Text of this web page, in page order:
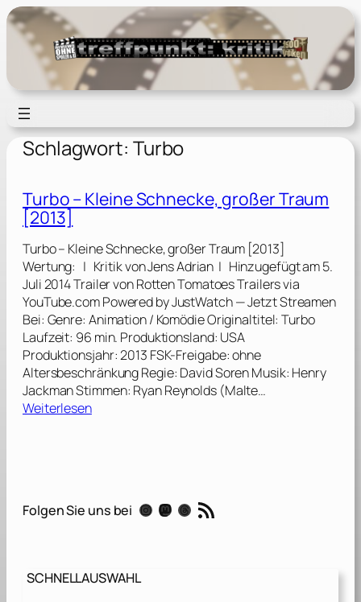
Zum
Inhalt
springen
Schlagwort: Turbo
Turbo – Kleine Schnecke, großer Traum
[2013]
Turbo – Kleine Schnecke, großer Traum [2013]
Wertung: | Kritik von Jens Adrian | Hinzugefügt am 5.
Juli 2014 Trailer von Rotten Tomatoes Trailers via
YouTube.com Powered by JustWatch — Jetzt Streamen
Bei: Genre: Animation / Komödie Originaltitel: Turbo
Laufzeit: 96 min. Produktionsland: USA
Produktionsjahr: 2013 FSK-Freigabe: ohne
Altersbeschränkung Regie: David Soren Musik: Henry
Jackman Stimmen: Ryan Reynolds (Malte…
Weiterlesen:
–
i
Folgen Sie uns bei Instagram Mastodon Threads RSS-Feed
SCHNELLAUSWAHL